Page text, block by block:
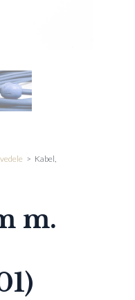
> Kabel,
m.